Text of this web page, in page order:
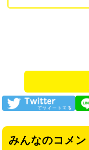
みんなのコメン